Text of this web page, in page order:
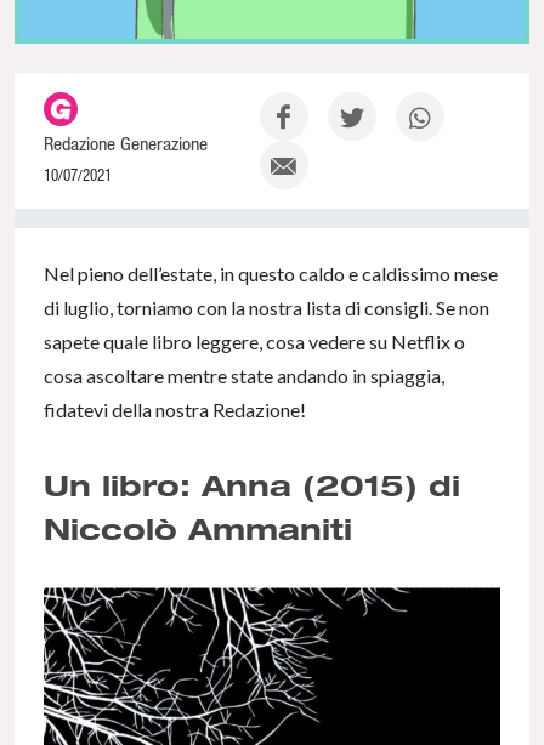
Redazione Generazione
10/07/2021
Nel pieno dell’estate, in questo caldo e caldissimo mese
di luglio, torniamo con la nostra lista di consigli. Se non
sapete quale libro leggere, cosa vedere su Netflix o
cosa ascoltare mentre state andando in spiaggia,
fidatevi della nostra Redazione!
Un libro: Anna (2015) di
Niccolò Ammaniti